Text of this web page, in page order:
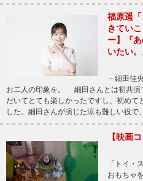
福原遥
きてい
ー】『
いたい。
－細田佳
お二人の印象を。 細田さんとは初共演
だいてとても楽しかったですし、初めて
した。細田さんが演じた涼も難しい役で
【映画
「トイ
おもちゃ